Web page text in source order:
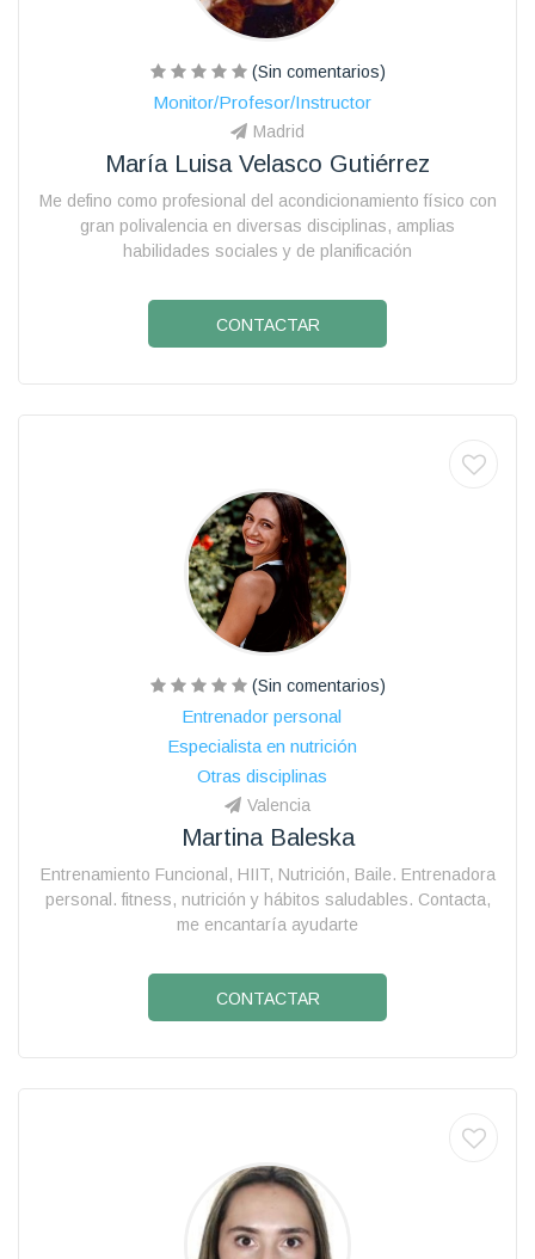
(Sin comentarios)
Monitor/Profesor/Instructor
Madrid
María Luisa Velasco Gutiérrez
Me defino como profesional del acondicionamiento físico con
gran polivalencia en diversas disciplinas, amplias
habilidades sociales y de planificación
CONTACTAR
(Sin comentarios)
Entrenador personal
Especialista en nutrición
Otras disciplinas
Valencia
Martina Baleska
Entrenamiento Funcional, HIIT, Nutrición, Baile. Entrenadora
personal. fitness, nutrición y hábitos saludables. Contacta,
me encantaría ayudarte
CONTACTAR